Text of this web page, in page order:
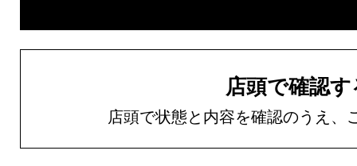
店頭で確認
店頭で状態と内容を確認のうえ、